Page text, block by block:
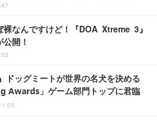
裸なんですけど！『DOA Xtreme 3』
開！
ドッグミートが世界の名犬を決める
Awards」ゲーム部門トップに君臨